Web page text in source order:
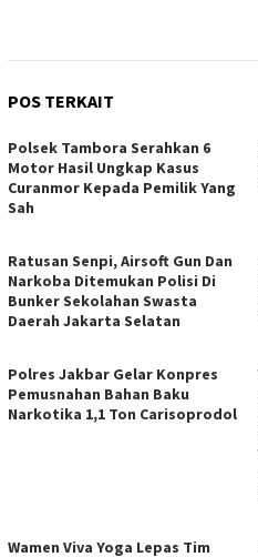
POS TERKAIT
Polsek Tambora Serahkan 6
Motor Hasil Ungkap Kasus
Curanmor Kepada Pemilik Yang
Sah
Ratusan Senpi, Airsoft Gun Dan
Narkoba Ditemukan Polisi Di
Bunker Sekolahan Swasta
Daerah Jakarta Selatan
Polres Jakbar Gelar Konpres
Pemusnahan Bahan Baku
Narkotika 1,1 Ton Carisoprodol
Wamen Viva Yoga Lepas Tim